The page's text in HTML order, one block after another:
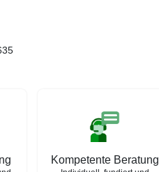
Kompetente Beratung